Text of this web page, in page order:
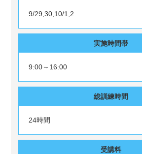
9/29,30,10/1,2
実施時間帯
9:00～16:00
総訓練時間
24時間
受講料